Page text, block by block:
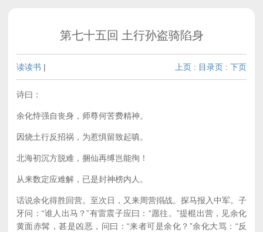
第七十五回 土行孙盗骑陷身
读读书 | 上页 : 目录页 : 下页
诗曰：
余化恃强自丧身，师尊何苦费精神。
因烧土行反招祸，为惹惧留致起嗔。
北海初沉方脱难，捆仙再缚岂能徇！
从来数定应难解，已是封神榜内人。
话说余化得胜回营。至次日，又来周营搦战。探马报入中军。子
牙问：“谁人出马？”有雷震子应曰：“愿往。”提棍出营，见余化
黄面赤髯，甚是凶恶，问曰：“来者可是余化？”余化大骂：“反